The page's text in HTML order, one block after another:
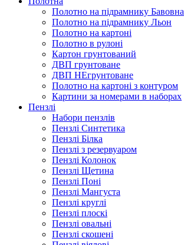
Полотно на підрамнику Бавовна
Полотно на підрамнику Льон
Полотно на картоні
Полотно в рулоні
Картон грунтований
ДВП грунтоване
ДВП НЕгрунтоване
Полотно на картоні з контуром
Картини за номерами в наборах
Пензлі
Набори пензлів
Пензлі Синтетика
Пензлі Білка
Пензлі з резервуаром
Пензлі Колонок
Пензлі Щетина
Пензлі Поні
Пензлі Мангуста
Пензлі круглі
Пензлі плоскі
Пензлі овальні
Пензлі скошені